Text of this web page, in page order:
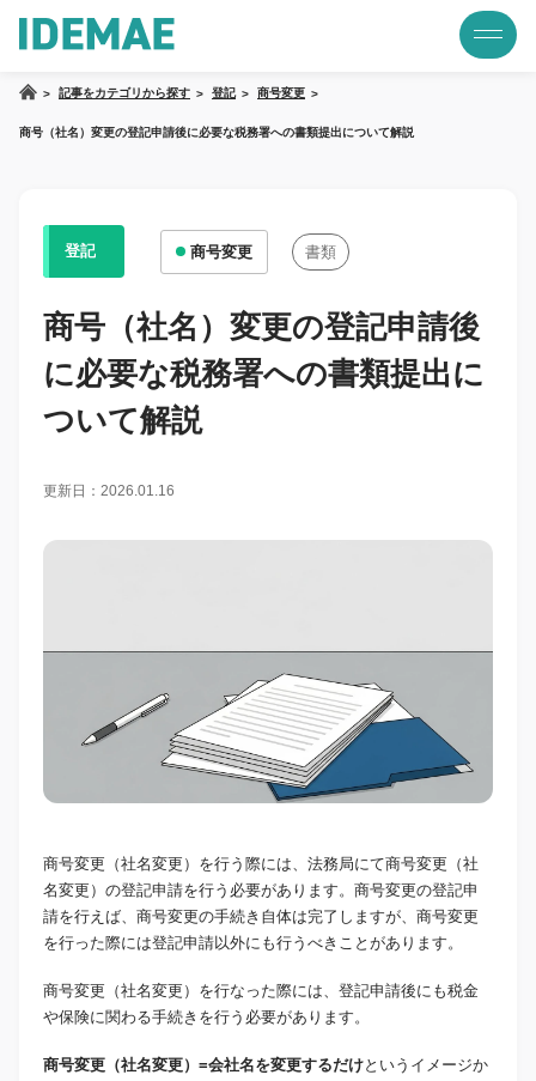
記事をカテゴリから探す 登記 商号変更
商号（社名）変更の登記申請後に必要な税務署への書類提出について解説
登記 商号変更 書類
商号（社名）変更の登記申請後
に必要な税務署への書類提出に
ついて解説
更新日：2026.01.16
商号変更（社名変更）を行う際には、法務局にて商号変更（社
名変更）の登記申請を行う必要があります。商号変更の登記申
請を行えば、商号変更の手続き自体は完了しますが、商号変更
を行った際には登記申請以外にも行うべきことがあります。
商号変更（社名変更）を行なった際には、登記申請後にも税金
や保険に関わる手続きを行う必要があります。
商号変更（社名変更）=会社名を変更するだけというイメージか